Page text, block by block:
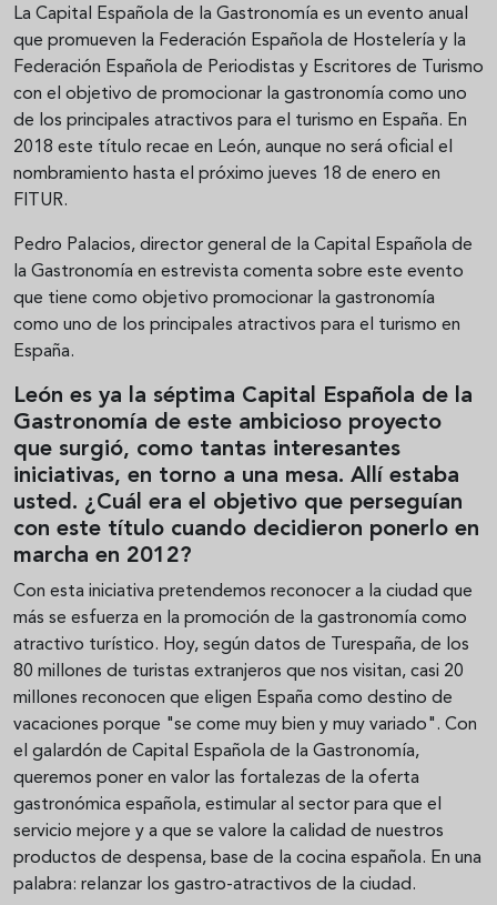
La Capital Española de la Gastronomía es un evento anual
que promueven la Federación Española de Hostelería y la
Federación Española de Periodistas y Escritores de Turismo
con el objetivo de promocionar la gastronomía como uno
de los principales atractivos para el turismo en España. En
2018 este título recae en León, aunque no será oficial el
nombramiento hasta el próximo jueves 18 de enero en
FITUR.
Pedro Palacios, director general de la Capital Española de
la Gastronomía en estrevista comenta sobre este evento
que tiene como objetivo promocionar la gastronomía
como uno de los principales atractivos para el turismo en
España.
León es ya la séptima Capital Española de la
Gastronomía de este ambicioso proyecto
que surgió, como tantas interesantes
iniciativas, en torno a una mesa. Allí estaba
usted. ¿Cuál era el objetivo que perseguían
con este título cuando decidieron ponerlo en
marcha en 2012?
Con esta iniciativa pretendemos reconocer a la ciudad que
más se esfuerza en la promoción de la gastronomía como
atractivo turístico. Hoy, según datos de Turespaña, de los
80 millones de turistas extranjeros que nos visitan, casi 20
millones reconocen que eligen España como destino de
vacaciones porque "se come muy bien y muy variado". Con
el galardón de Capital Española de la Gastronomía,
queremos poner en valor las fortalezas de la oferta
gastronómica española, estimular al sector para que el
servicio mejore y a que se valore la calidad de nuestros
productos de despensa, base de la cocina española. En una
palabra: relanzar los gastro-atractivos de la ciudad.